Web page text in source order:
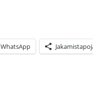
WhatsApp